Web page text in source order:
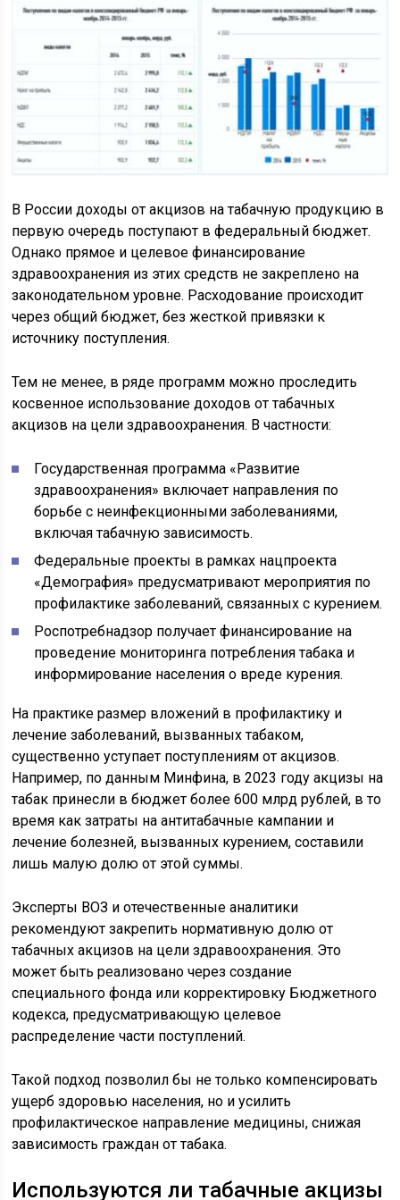
В России доходы от акцизов на табачную продукцию в
первую очередь поступают в федеральный бюджет.
Однако прямое и целевое финансирование
здравоохранения из этих средств не закреплено на
законодательном уровне. Расходование происходит
через общий бюджет, без жесткой привязки к
источнику поступления.
Тем не менее, в ряде программ можно проследить
косвенное использование доходов от табачных
акцизов на цели здравоохранения. В частности:
Государственная программа «Развитие
здравоохранения» включает направления по
борьбе с неинфекционными заболеваниями,
включая табачную зависимость.
Федеральные проекты в рамках нацпроекта
«Демография» предусматривают мероприятия по
профилактике заболеваний, связанных с курением.
Роспотребнадзор получает финансирование на
проведение мониторинга потребления табака и
информирование населения о вреде курения.
На практике размер вложений в профилактику и
лечение заболеваний, вызванных табаком,
существенно уступает поступлениям от акцизов.
Например, по данным Минфина, в 2023 году акцизы на
табак принесли в бюджет более 600 млрд рублей, в то
время как затраты на антитабачные кампании и
лечение болезней, вызванных курением, составили
лишь малую долю от этой суммы.
Эксперты ВОЗ и отечественные аналитики
рекомендуют закрепить нормативную долю от
табачных акцизов на цели здравоохранения. Это
может быть реализовано через создание
специального фонда или корректировку Бюджетного
кодекса, предусматривающую целевое
распределение части поступлений.
Такой подход позволил бы не только компенсировать
ущерб здоровью населения, но и усилить
профилактическое направление медицины, снижая
зависимость граждан от табака.
Используются ли табачные акцизы